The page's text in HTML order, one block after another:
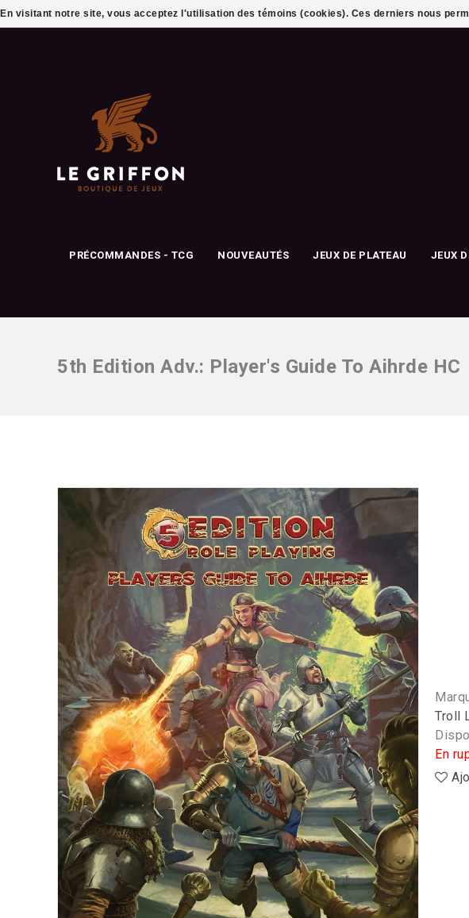
PRÉCOMMANDES - TCG NOUVEAUTÉS JEUX DE PLATEAU JEUX
5th Edition Adv.: Player's Guide To Aihrde HC
Troll
En
En visitant notre site, vous acceptez l'utilisation des témoins (cookies). Ces derniers nous